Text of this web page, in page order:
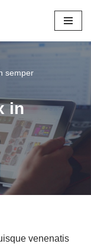
semper
in
venenatis